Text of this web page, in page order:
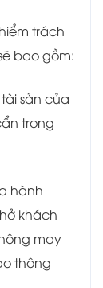
trách
bao gồm:
sản của
trong
hành
khách
may
thông